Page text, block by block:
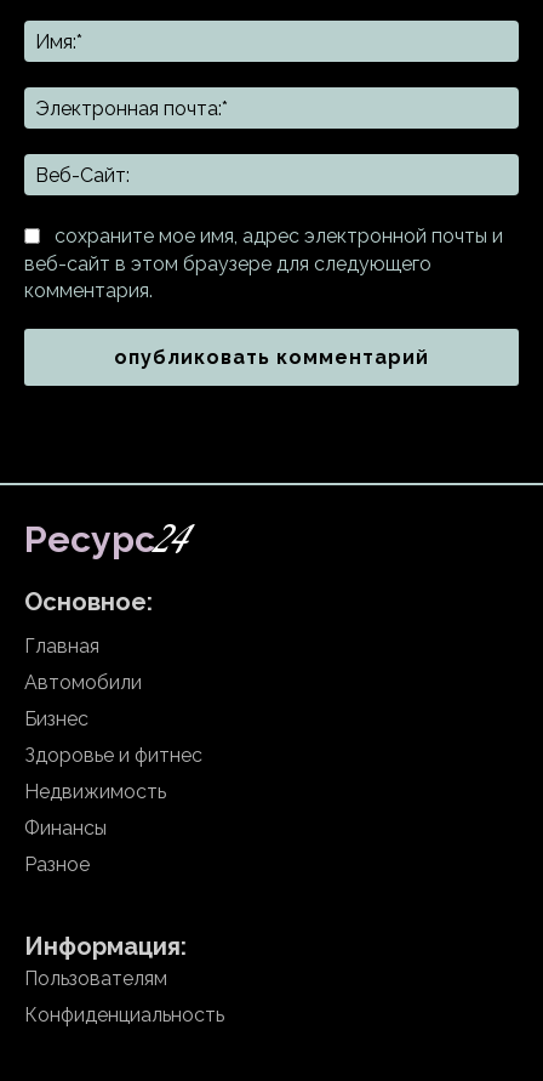
сохраните мое имя, адрес электронной почты и
веб-сайт в этом браузере для следующего
комментария.
Ресурс24
Основное:
Главная
Автомобили
Бизнес
Здоровье и фитнес
Недвижимость
Финансы
Разное
Информация:
Пользователям
Конфиденциальность